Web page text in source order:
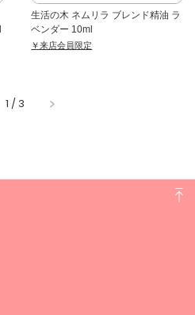
生活の木 ネムリラ ブレンド精油 ラ
ベンダー 10ml
￥来店会員限定
1 / 3